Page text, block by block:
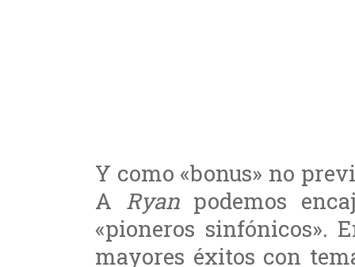
Y como «bonus» no
A Ryanpodemos
«pioneros sinfónicos».
mayores éxitos con